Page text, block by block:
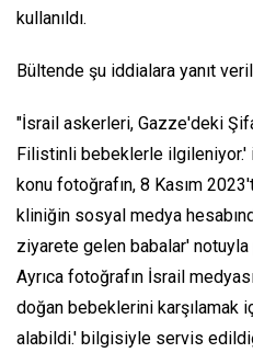
kullanıldı.
Bültende şu iddialara yanıt
"İsrail askerleri, Gazze'deki
Filistinli bebeklerle ilgileniyor.'
konu fotoğrafın, 8 Kasım
kliniğin sosyal medya
ziyarete gelen babalar' notuyla
Ayrıca fotoğrafın İsrail
doğan bebeklerini karşılamak
alabildi.' bilgisiyle servis